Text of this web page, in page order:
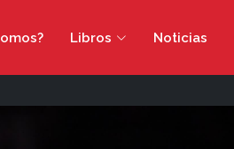
Libros Noticias